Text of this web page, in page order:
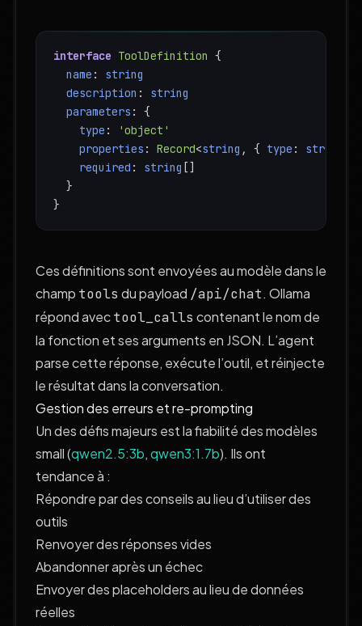
interface ToolDefinition {
name : string
description : string
parameters : {
type :
'object'
properties : Record<string , { type : string
required : string []
  }
}
Ces définitions sont envoyées au modèle dans le
champ tools du payload /api/chat. Ollama
répond avectool_calls contenant le nom de
la fonction et ses arguments en JSON. L’agent
parse cette réponse, exécute l’outil, et réinjecte
le résultat dans la conversation.
Gestion des erreurs et re-prompting
Un des défis majeurs est la fiabilité des modèles
small (qwen2.5:3b,qwen3:1.7b). Ils ont
tendance à :
Répondre par des conseils au lieu d’utiliser des
outils
Renvoyer des réponses vides
Abandonner après un échec
Envoyer des placeholders au lieu de données
réelles